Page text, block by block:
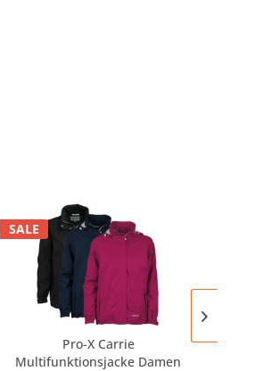
SALE
Pro-X Carrie
Multifunktionsjacke Damen